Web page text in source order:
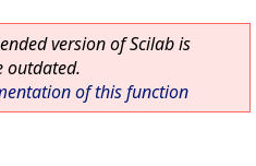
version of Scilab is
outdated.
of this function